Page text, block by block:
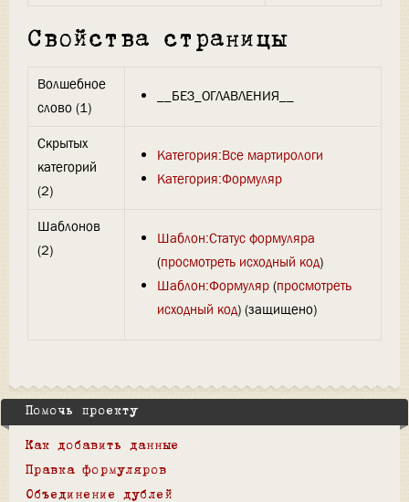
Свойства страницы
Волшебное
слово (1)
__БЕЗ_ОГЛАВЛЕНИЯ__
Скрытых
категорий
(2)
Категория:Все мартирологи
Категория:Формуляр
Шаблонов
(2)
Шаблон:Статус формуляра
(просмотреть исходный код)
Шаблон:Формуляр(просмотреть
исходный код) (защищено)
Помочь проекту
Как добавить данные
Правка формуляров
Объединение дублей